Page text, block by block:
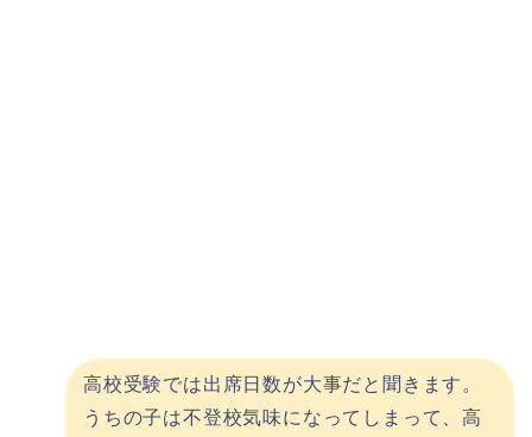
高校受験では出席日数が大事だと聞きます。
うちの子は不登校気味になってしまって、高